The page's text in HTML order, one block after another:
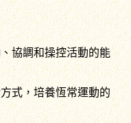
協調和操控活動的能
式，培養恆常運動的